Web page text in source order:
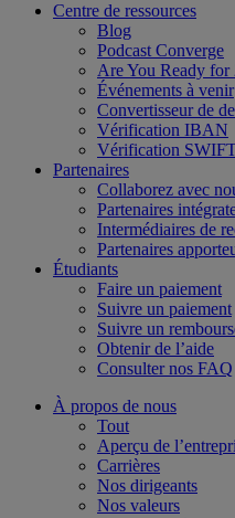
Centre de ressources
Blog
Podcast Converge
Are You Ready for
Événements à venir
Convertisseur de
Vérification IBAN
Vérification
Partenaires
Collaborez avec
Partenaires
Intermédiaires de
Partenaires
Étudiants
Faire un paiement
Suivre un paiement
Suivre un
Obtenir de l’aide
Consulter nos FAQ
À propos de nous
Tout
Aperçu de
Carrières
Nos dirigeants
Nos valeurs